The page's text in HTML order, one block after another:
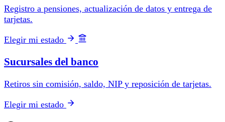
Registro a pensiones, actualización de datos y entrega de
tarjetas.
Elegir mi estado
Sucursales del banco
Retiros sin comisión, saldo, NIP y reposición de tarjetas.
Elegir mi estado